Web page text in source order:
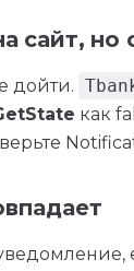
сайт, но
дойти.
как